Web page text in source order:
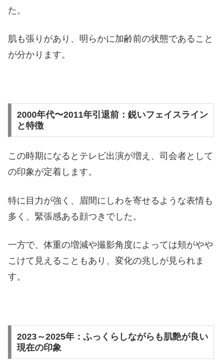
た。
肌も張りがあり、明らかに加齢前の状態であること
が分かります。
2000年代〜2011年引退前：鋭いフェイスライン
と特徴
この時期になるとテレビ出演が増え、司会者として
の印象が定着します。
特に目力が強く、眉間にしわを寄せるような表情も
多く、緊張感ある顔つきでした。
一方で、体重の増減や撮影角度によっては頬がやや
こけて見えることもあり、変化の兆しが見られま
す。
2023～2025年：ふっくらしながらも肌艶が良い
現在の印象